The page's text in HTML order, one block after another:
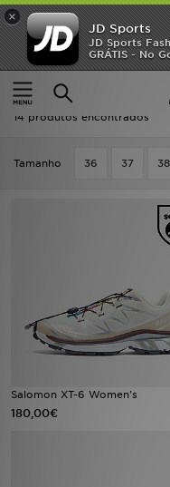
×
JD Sports
JD Sports
GRÁTIS - No
Página principal
Mulher
Mulher - Salomon
14 produtos encontrados
Tamanho 36 37 38
Salomon XT-6 Women's
180,00€
INÍCIO
Promoções
NOVIDADES
DESPORTO